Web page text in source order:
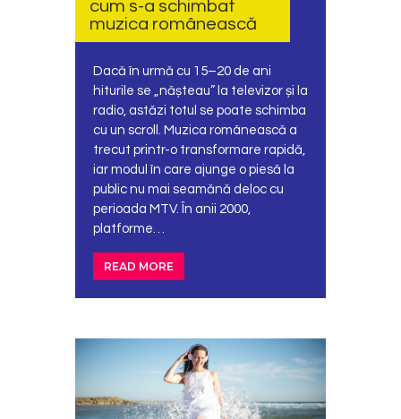
cum s-a schimbat
muzica românească
Dacă în urmă cu 15–20 de ani
hiturile se „nășteau” la televizor și la
radio, astăzi totul se poate schimba
cu un scroll. Muzica românească a
trecut printr-o transformare rapidă,
iar modul în care ajunge o piesă la
public nu mai seamănă deloc cu
perioada MTV. În anii 2000,
platforme…
READ MORE